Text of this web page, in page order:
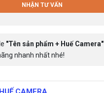
NHẬN TƯ VẤN
"Tên sản phẩm + Huế Camera"
nhanh nhất nhé!